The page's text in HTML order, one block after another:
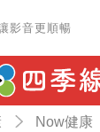
影音更順暢
Now健康